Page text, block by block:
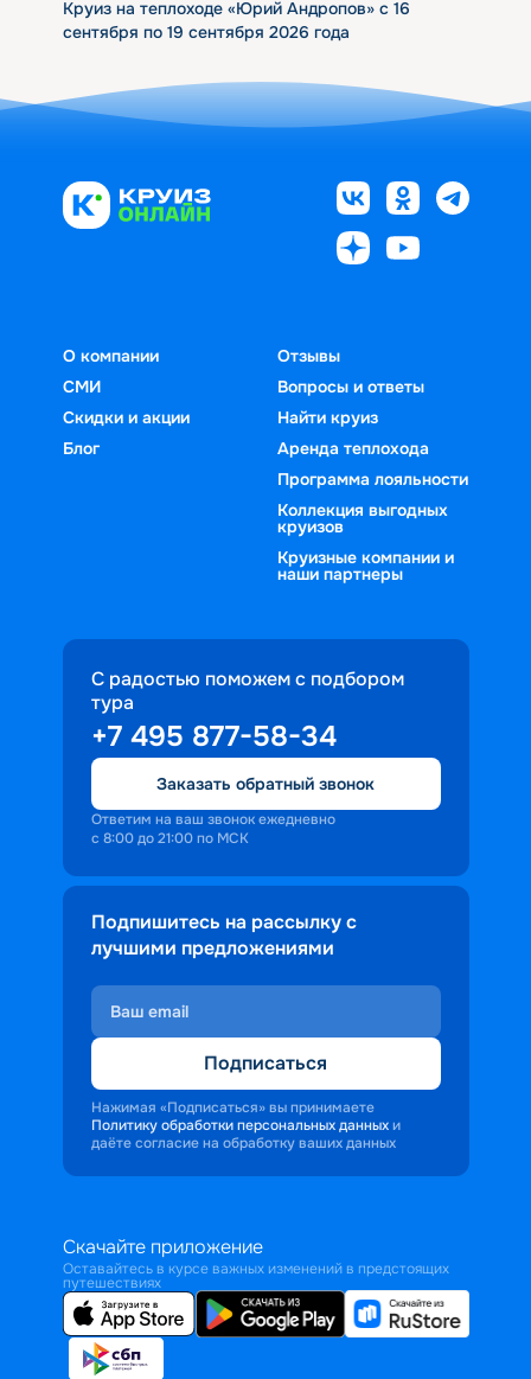
Круиз на теплоходе «Юрий Андропов» с 16
сентября по 19 сентября 2026 года
О компании
СМИ
Скидки и акции
Блог
Отзывы
Вопросы и ответы
Найти круиз
Аренда теплохода
Программа лояльности
Коллекция выгодных
круизов
Круизные компании и
наши партнеры
С радостью поможем с подбором
тура
+7 495 877-58-34
Заказать обратный звонок
Ответим на ваш звонок ежедневно
с 8:00 до 21:00 по МСК
Подпишитесь на рассылку с
лучшими предложениями
Подписаться
Нажимая «Подписаться» вы принимаете
Политику обработки персональных данных и
даёте согласие на обработку ваших данных
Скачайте приложение
Оставайтесь в курсе важных изменений в предстоящих
путешествиях